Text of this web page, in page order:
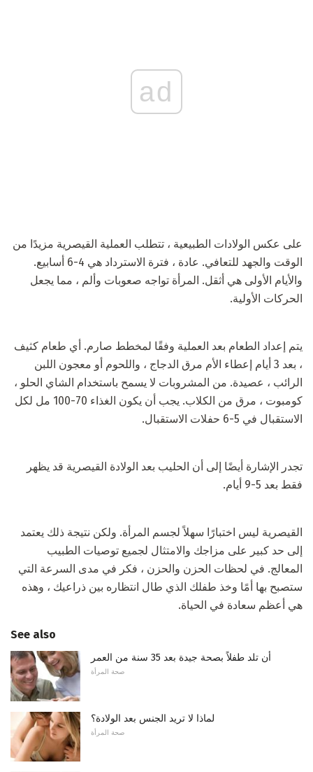
ad
على عكس الولادات الطبيعية ، تتطلب العملية القيصرية مزيدًا من
الوقت والجهد للتعافي. عادة ، فترة الاسترداد هي 4-6 أسابيع.
والأيام الأولى هي أثقل. المرأة تواجه صعوبات وألم ، مما يجعل
الحركات الأولية.
يتم إعداد الطعام بعد العملية وفقًا لمخطط صارم. أي طعام كثيف
، بعد 3 أيام إعطاء الأم مرق الدجاج ، واللحوم أو معجون اللبن
الرائب ، عصيدة. من المشروبات لا يسمح باستخدام الشاي الحلو ،
كومبوت ، مرق من الكلاب. يجب أن يكون الغذاء 70-100 مل لكل
الاستقبال في 5-6 حفلات الاستقبال.
تجدر الإشارة أيضًا إلى أن الحليب بعد الولادة القيصرية قد يظهر
فقط بعد 5-9 أيام.
القيصرية ليس اختبارًا سهلاً لجسم المرأة. ولكن نتيجة ذلك يعتمد
إلى حد كبير على مزاجك والامتثال لجميع توصيات الطبيب
المعالج. في لحظات الحزن والحزن ، فكر في مدى السرعة التي
ستصبح بها أمًا وخذ طفلك الذي طال انتظاره بين ذراعيك ، وهذه
هي أعظم سعادة في الحياة.
See also
أن تلد طفلاً بصحة جيدة بعد 35 سنة من العمر
صحة المرأة
لماذا لا تريد الجنس بعد الولادة؟
صحة المرأة